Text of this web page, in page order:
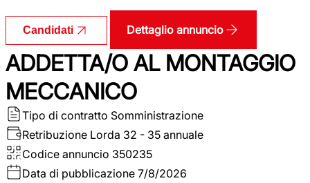
Candidati Dettaglio annuncio
ADDETTA/O AL MONTAGGIO
MECCANICO
Tipo di contratto Somministrazione
Retribuzione Lorda 32 - 35 annuale
Codice annuncio 350235
Data di pubblicazione 7/8/2026